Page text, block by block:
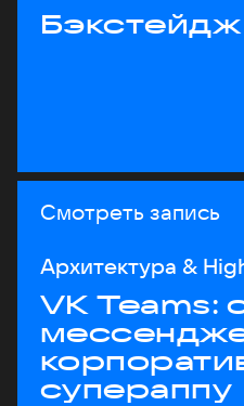
Бэкстейдж
Смотреть запись
Архитектура &
VK Teams:
супераппу